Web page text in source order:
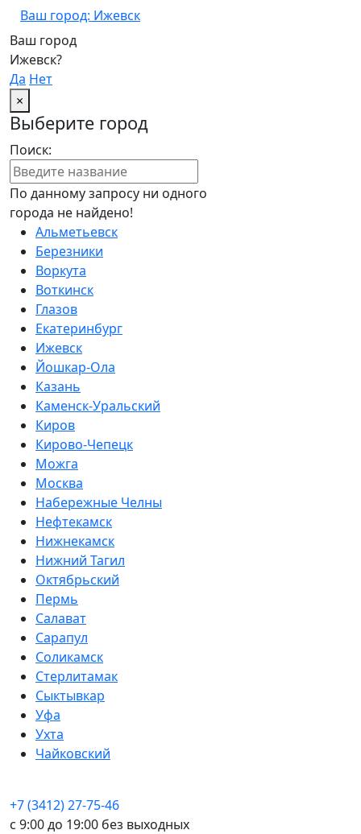
Ваш город: Ижевск
Ваш город
Ижевск?
Да Нет
×
Выберите город
Поиск:
По данному запросу ни одного
города не найдено!
Альметьевск
Березники
Воркута
Воткинск
Глазов
Екатеринбург
Ижевск
Йошкар-Ола
Казань
Каменск-Уральский
Киров
Кирово-Чепецк
Можга
Москва
Набережные Челны
Нефтекамск
Нижнекамск
Нижний Тагил
Октябрьский
Пермь
Салават
Сарапул
Соликамск
Стерлитамак
Сыктывкар
Уфа
Ухта
Чайковский
+7 (3412) 27-75-46
c 9:00 до 19:00 без выходных